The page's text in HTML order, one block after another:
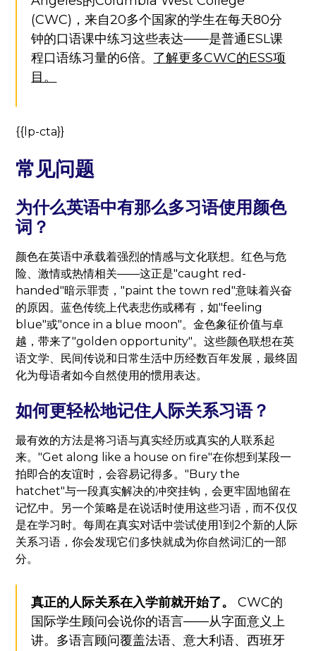
(CWC)，来自20多个国家的学生在每天80分
钟的口语课中练习这些表达——是普通ESL课
程口语练习量的6倍。 了解更多CWC的ESS项
目。
{{lp-cta}}
常见问题
为什么英语中有那么多习语使用颜色
词？
颜色在英语中承载着强烈的情感与文化联想。红色与危
险、激情或热情相关——这正是"caught red-
handed"暗示罪责，"paint the town red"意味着兴奋
的原因。蓝色传统上代表悲伤或稀有，如"feeling
blue"或"once in a blue moon"。金色象征价值与卓
越，带来了"golden opportunity"。这些颜色联想在英
语文学、民间传说和日常生活中历经数百年发展，最终固
化为母语者如今自然使用的惯用表达。
如何更轻松地记住人际关系习语？
最有效的方法是将习语与真实经历或真实的人联系起
来。"Get along like a house on fire"在你想到某段一
拍即合的友谊时，会容易记得多。"Bury the
hatchet"与一段真实解决的冲突挂钩，会更牢固地留在
记忆中。另一个策略是在说话时使用这些习语，而不仅仅
是在学习时。每周在真实对话中尝试使用1到2个新的人际
关系习语，你会发现它们多快就成为你自然词汇的一部
分。
真正的人际关系在入学前就开始了。
CWC的
国际学生顾问会说你的语言——从字面意义上
讲。多语言顾问覆盖法语、意大利语、西班牙